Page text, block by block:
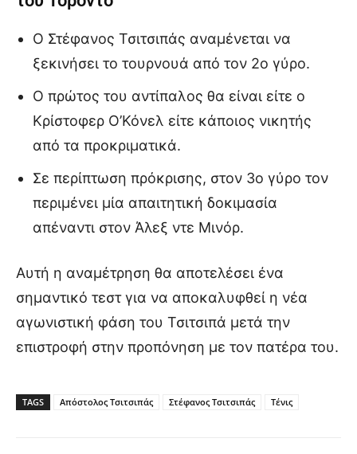
Ο Στέφανος Τσιτσιπάς αναμένεται να
ξεκινήσει το τουρνουά από τον 2ο γύρο.
Ο πρώτος του αντίπαλος θα είναι είτε ο
Κρίστοφερ Ο’Κόνελ είτε κάποιος νικητής
από τα προκριματικά.
Σε περίπτωση πρόκρισης, στον 3ο γύρο τον
περιμένει μία απαιτητική δοκιμασία
απέναντι στον Άλεξ ντε Μινόρ.
Αυτή η αναμέτρηση θα αποτελέσει ένα
σημαντικό τεστ για να αποκαλυφθεί η νέα
αγωνιστική φάση του Τσιτσιπά μετά την
επιστροφή στην προπόνηση με τον πατέρα του.
TAGS Απόστολος Τσιτσιπάς Στέφανος Τσιτσιπάς Τένις